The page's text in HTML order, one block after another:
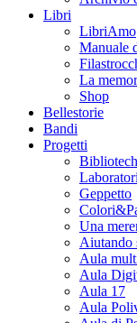
Libri
LibriAmo
Manuale
La
Shop
Bellestorie
Bandi
Progetti
Geppetto
Una
Aiutando
Aula
Aula
Aula 17
Aula